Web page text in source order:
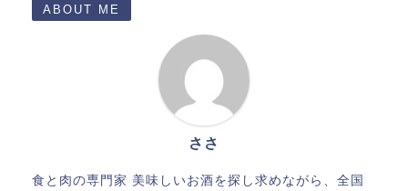
ABOUT ME
ささ
食と肉の専門家 美味しいお酒を探し求めながら、全国